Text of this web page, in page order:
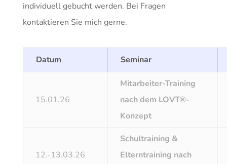
individuell gebucht werden. Bei Fragen
kontaktieren Sie mich gerne.
Datum Seminar
15.01.26
Mitarbeiter-Training
nach dem LOVT®-
Konzept
12.-13.03.26
Schultraining &
Elterntraining nach